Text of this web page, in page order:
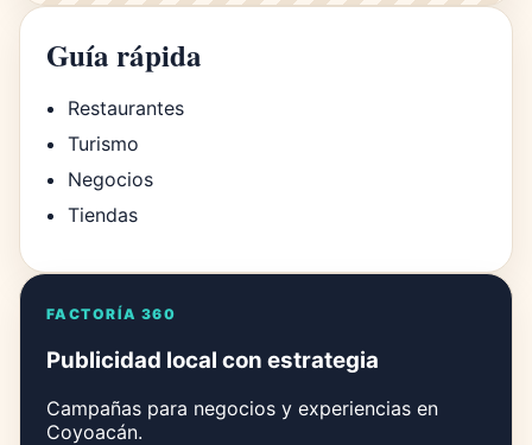
Guía rápida
Restaurantes
Turismo
Negocios
Tiendas
FACTORÍA 360
Publicidad local con estrategia
Campañas para negocios y experiencias en
Coyoacán.